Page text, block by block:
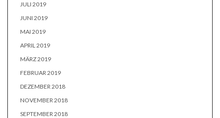
JULI 2019
JUNI 2019
MAI 2019
APRIL 2019
MÄRZ 2019
FEBRUAR 2019
DEZEMBER 2018
NOVEMBER 2018
SEPTEMBER 2018